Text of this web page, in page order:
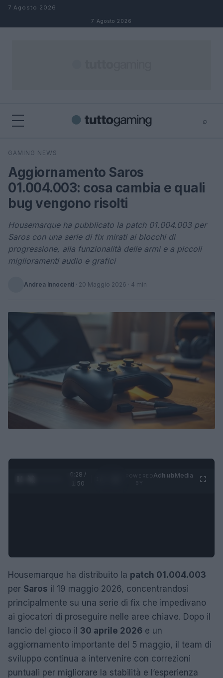
Salta al contenuto
7 Agosto 2026
7 Agosto 2026
⌕
Cerca
GAMING NEWS
Aggiornamento Saros
01.004.003: cosa cambia e quali
bug vengono risolti
Housemarque ha pubblicato la patch 01.004.003 per
Saros con una serie di fix mirati ai blocchi di
progressione, alla funzionalità delle armi e a piccoli
miglioramenti audio e grafici
Andrea Innocenti · 20 Maggio 2026 · 4 min
0:29 /
1:50
AdhubMedia
Housemarque ha distribuito la patch 01.004.003
per Saros il 19 maggio 2026, concentrandosi
principalmente su una serie di fix che impedivano
ai giocatori di proseguire nelle aree chiave. Dopo il
lancio del gioco il 30 aprile 2026 e un
aggiornamento importante del 5 maggio, il team di
sviluppo continua a intervenire con correzioni
puntuali per migliorare la stabilità e l’esperienza